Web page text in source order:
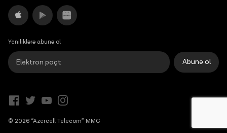
Yeniliklərə abunə ol
Abunə ol
© 2026 “Azercell Telecom” MMC